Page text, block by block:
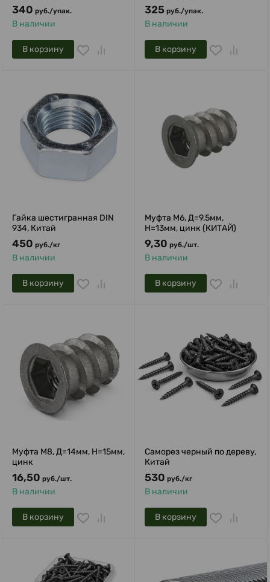
340 руб./упак.
В наличии
В корзину
325 руб./упак.
В наличии
В корзину
Гайка шестигранная DIN
934, Китай
450 руб./кг
В наличии
В корзину
Муфта М6, Д=9,5мм,
Н=13мм, цинк (КИТАЙ)
9,30 руб./шт.
В наличии
В корзину
Муфта М8, Д=14мм, Н=15мм,
цинк
16,50 руб./шт.
В наличии
В корзину
Саморез черный по дереву,
Китай
530 руб./кг
В наличии
В корзину